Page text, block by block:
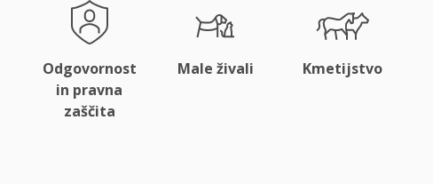
Odgovornost
in pravna
zaščita
Male živali Kmetijstvo